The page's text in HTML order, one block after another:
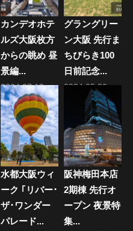
カンデオホテ
ルズ大阪枚方
からの眺め 昼
景編...
2024.07.13
グラングリー
ン大阪 先行ま
ちびらき100
日前記念...
2024.05.30
水都大阪ウィ
ーク ｢リバー･
ザ･ワンダー
パレード...
阪神梅田本店
2期棟 先行オ
ープン 夜景特
集...